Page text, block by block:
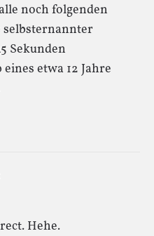
noch folgenden
selbsternannter
Sekunden
etwa 12 Jahre
Hehe.